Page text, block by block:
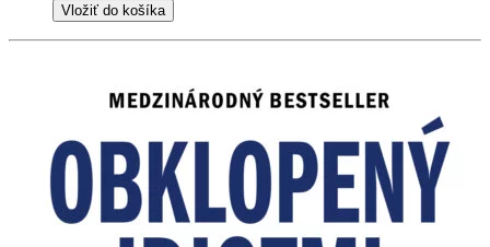
Vložiť do košíka